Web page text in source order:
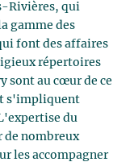
Rivières, qui
gamme des
font des affaires
répertoires
sont au cœur de ce
s'impliquent
du
de nombreux
les accompagner